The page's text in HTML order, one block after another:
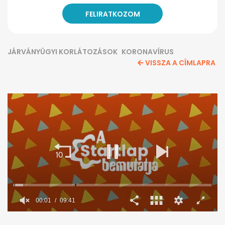
JÁRVÁNYÜGYI KORLÁTOZÁSOK KORONAVÍRUS
VISSZA A CÍMLAPRA
00:02 09:41